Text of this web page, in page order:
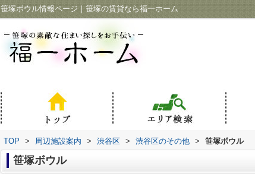
笹塚ボウル情報ページ｜笹塚の賃貸なら福一ホーム
TOP > 周辺施設案内 > 渋谷区 > 渋谷区のその他 > 笹塚ボウル
笹塚ボウル